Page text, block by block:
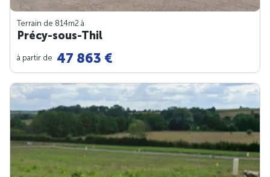
Terrain de 814m2 à
Précy-sous-Thil
à partir de 47 863 €